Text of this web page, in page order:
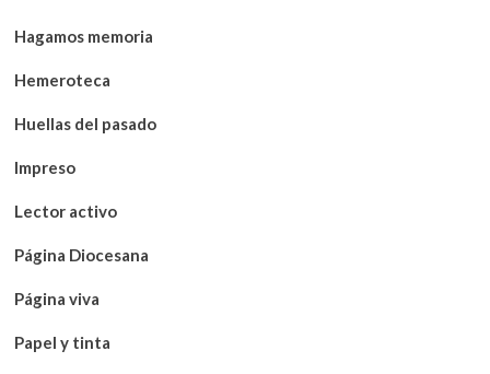
Hagamos memoria
Hemeroteca
Huellas del pasado
Impreso
Lector activo
Página Diocesana
Página viva
Papel y tinta